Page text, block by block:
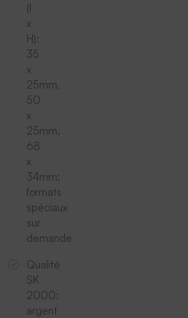
(l
x
H):
35
x
25mm,
50
x
25mm,
68
x
34mm;
formats
spéciaux
sur
demande
Qualité
SK
2000:
argent